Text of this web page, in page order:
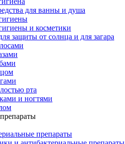
для ванны и душа
и косметики
защиты от солнца и для загара
рта
и ногтями
препараты